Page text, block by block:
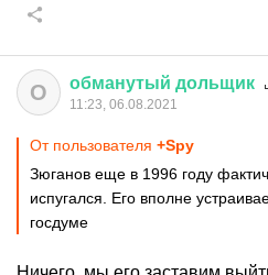
О обманутый дольщик
11:23, 06.08.2021
От пользователя +Spy
Зюганов еще в 1996 году
испугался. Его вполне
госдуме